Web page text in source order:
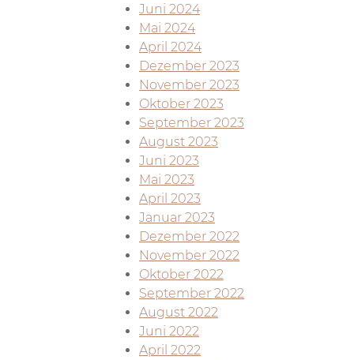
Juni 2024
Mai 2024
April 2024
Dezember 2023
November 2023
Oktober 2023
September 2023
August 2023
Juni 2023
Mai 2023
April 2023
Januar 2023
Dezember 2022
November 2022
Oktober 2022
September 2022
August 2022
Juni 2022
April 2022